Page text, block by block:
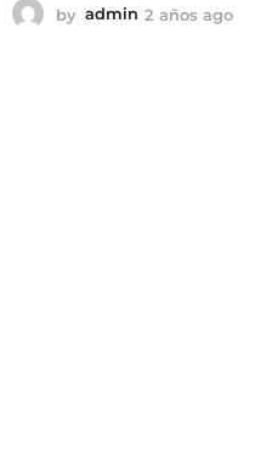
by admin 2 años ago